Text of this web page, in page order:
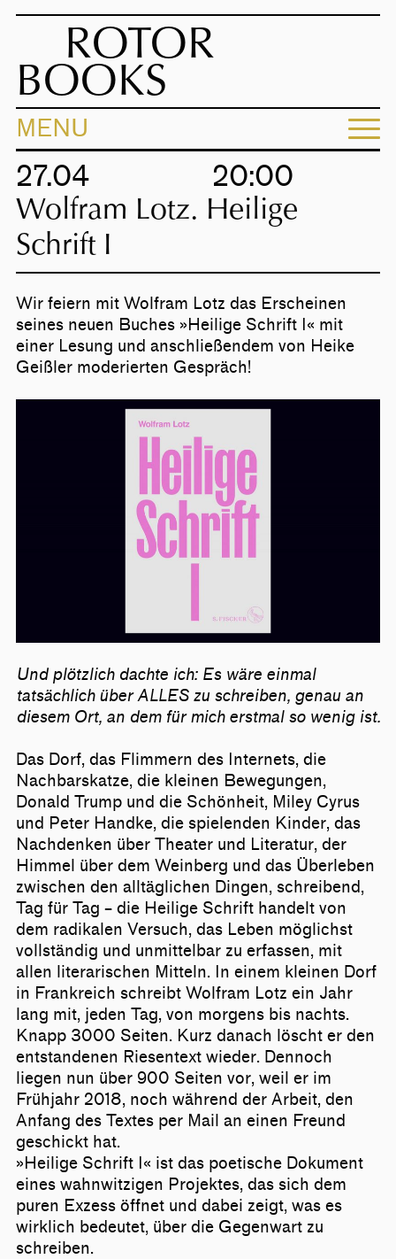
ROTOR
BOOKS
MENU
27.04 20:00
Wolfram Lotz. Heilige
Schrift I
Wir feiern mit Wolfram Lotz das Erscheinen
seines neuen Buches »Heilige Schrift I« mit
einer Lesung und anschließendem von Heike
Geißler moderierten Gespräch!
Und plötzlich dachte ich: Es wäre einmal
tatsächlich über ALLES zu schreiben, genau an
diesem Ort, an dem für mich erstmal so wenig ist.
Das Dorf, das Flimmern des Internets, die
Nachbarskatze, die kleinen Bewegungen,
Donald Trump und die Schönheit, Miley Cyrus
und Peter Handke, die spielenden Kinder, das
Nachdenken über Theater und Literatur, der
Himmel über dem Weinberg und das Überleben
zwischen den alltäglichen Dingen, schreibend,
Tag für Tag – die Heilige Schrift handelt von
dem radikalen Versuch, das Leben möglichst
vollständig und unmittelbar zu erfassen, mit
allen literarischen Mitteln. In einem kleinen Dorf
in Frankreich schreibt Wolfram Lotz ein Jahr
lang mit, jeden Tag, von morgens bis nachts.
Knapp 3000 Seiten. Kurz danach löscht er den
entstandenen Riesentext wieder. Dennoch
liegen nun über 900 Seiten vor, weil er im
Frühjahr 2018, noch während der Arbeit, den
Anfang des Textes per Mail an einen Freund
geschickt hat.
»Heilige Schrift I« ist das poetische Dokument
eines wahnwitzigen Projektes, das sich dem
puren Exzess öffnet und dabei zeigt, was es
wirklich bedeutet, über die Gegenwart zu
schreiben.